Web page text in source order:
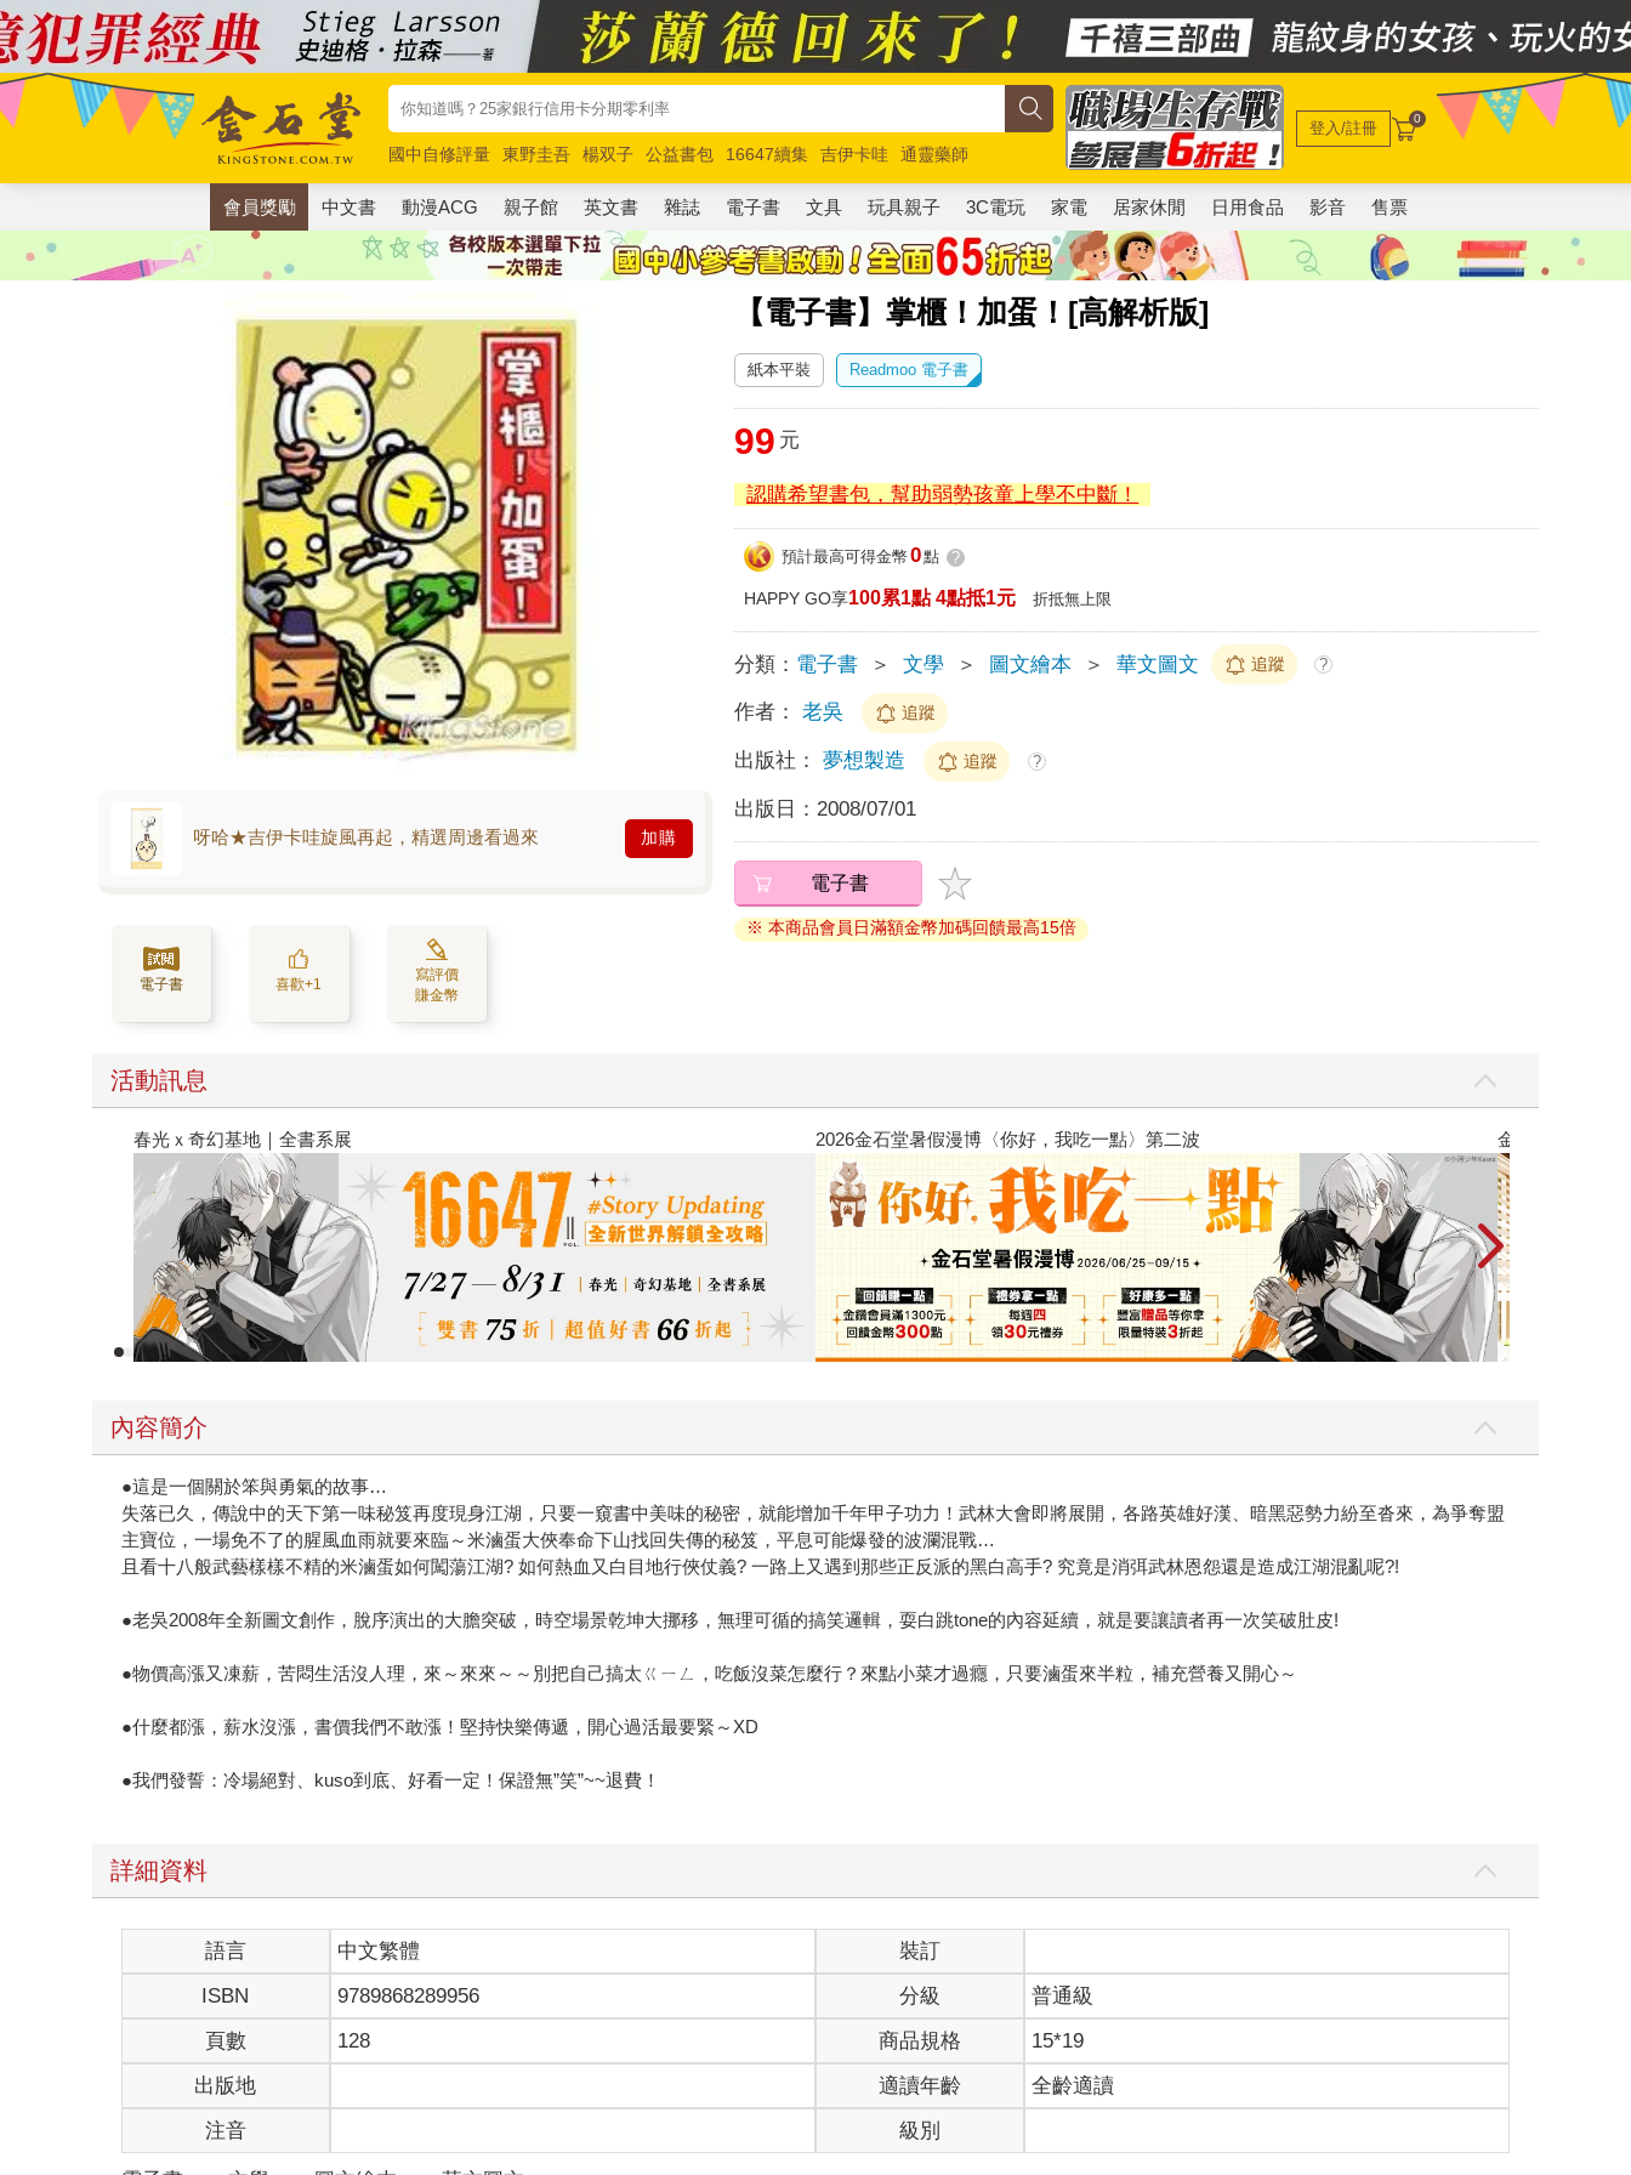
國中自修評量 東野圭吾 楊双子 公益書包 16647續集 吉伊卡哇
通靈藥師
唯紅花綻放
奧德賽 路邊攤新作 馬斯克 玩具總動員5 超慢跑
登入/註冊 0
會員獎勵 中文書 動漫ACG 親子館 英文書 雜誌 電子書 文具 玩具親子 3C電玩 家電 居家休閒 日用食品 影音 售票
【電子書】掌櫃！加蛋！[高解析版]
呀哈★吉伊卡哇旋風再起，精選周邊看過來 加購
電子書 喜歡+1
寫評價
賺金幣
紙本平裝 Readmoo 電子書
99 元
認購希望書包，幫助弱勢孩童上學不中斷！
預計最高可得金幣 0點 ?
HAPPY GO享100累1點 4點抵1元 折抵無上限
分類： 電子書 ＞ 文學 ＞ 圖文繪本 ＞ 華文圖文 追蹤 ?
作者： 老吳 追蹤
出版社： 夢想製造 追蹤 ?
出版日： 2008/07/01
電子書
※ 本商品會員日滿額金幣加碼回饋最高15倍
活動訊息
春光ｘ奇幻基地｜全書系展 2026金石堂暑假漫博〈你好，我吃一點〉第二波 金石堂2026海
內容簡介
●這是一個關於笨與勇氣的故事…
失落已久，傳說中的天下第一味秘笈再度現身江湖，只要一窺書中美味的秘密，就能增加千年甲子功力！武林大會即將展開，各路英雄好漢、暗黑惡勢力紛至沓來，為爭奪盟
主寶位，一場免不了的腥風血雨就要來臨～米滷蛋大俠奉命下山找回失傳的秘笈，平息可能爆發的波瀾混戰…
且看十八般武藝樣樣不精的米滷蛋如何闖蕩江湖? 如何熱血又白目地行俠仗義? 一路上又遇到那些正反派的黑白高手? 究竟是消弭武林恩怨還是造成江湖混亂呢?!
●老吳2008年全新圖文創作，脫序演出的大膽突破，時空場景乾坤大挪移，無理可循的搞笑邏輯，耍白跳tone的內容延續，就是要讓讀者再一次笑破肚皮!
●物價高漲又凍薪，苦悶生活沒人理，來～來來～～別把自己搞太ㄍㄧㄥ，吃飯沒菜怎麼行？來點小菜才過癮，只要滷蛋來半粒，補充營養又開心～
●什麼都漲，薪水沒漲，書價我們不敢漲！堅持快樂傳遞，開心過活最要緊～XD
●我們發誓：冷場絕對、kuso到底、好看一定！保證無”笑”~~退費！
詳細資料
語言 中文繁體
裝訂
ISBN
9789868289956 分級
普通級
頁數
128 商品規格
15*19
出版地
適讀年齡
全齡適讀
注音
級別